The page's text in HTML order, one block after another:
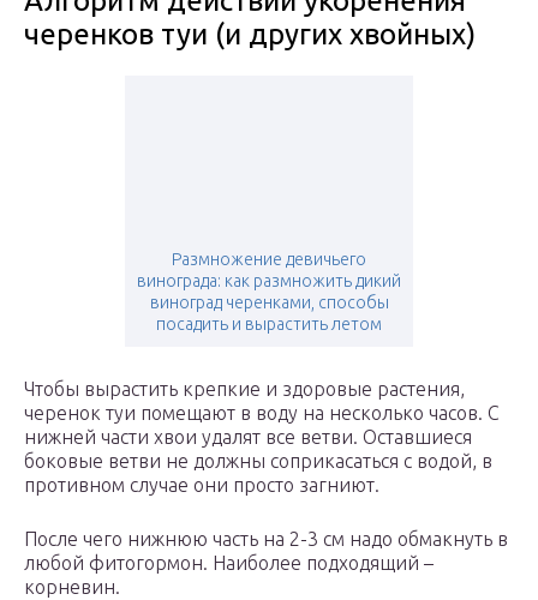
черенков туи (и других хвойных)
Размножение девичьего
винограда: как размножить дикий
виноград черенками, способы
посадить и вырастить летом
Чтобы вырастить крепкие и здоровые растения,
черенок туи помещают в воду на несколько часов. С
нижней части хвои удалят все ветви. Оставшиеся
боковые ветви не должны соприкасаться с водой, в
противном случае они просто загниют.
После чего нижнюю часть на 2-3 см надо обмакнуть в
любой фитогормон. Наиболее подходящий –
корневин.